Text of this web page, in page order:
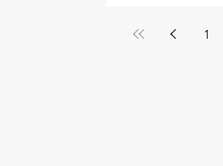
1